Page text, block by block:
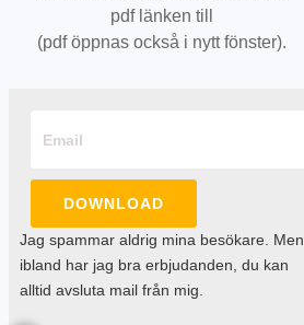
pdf länken till
(pdf öppnas också i nytt fönster).
DOWNLOAD
Jag spammar aldrig mina besökare. Men
ibland har jag bra erbjudanden, du kan
alltid avsluta mail från mig.